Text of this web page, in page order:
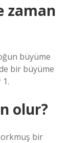
zaman
büyüme
bir büyüme
1.
olur?
bir